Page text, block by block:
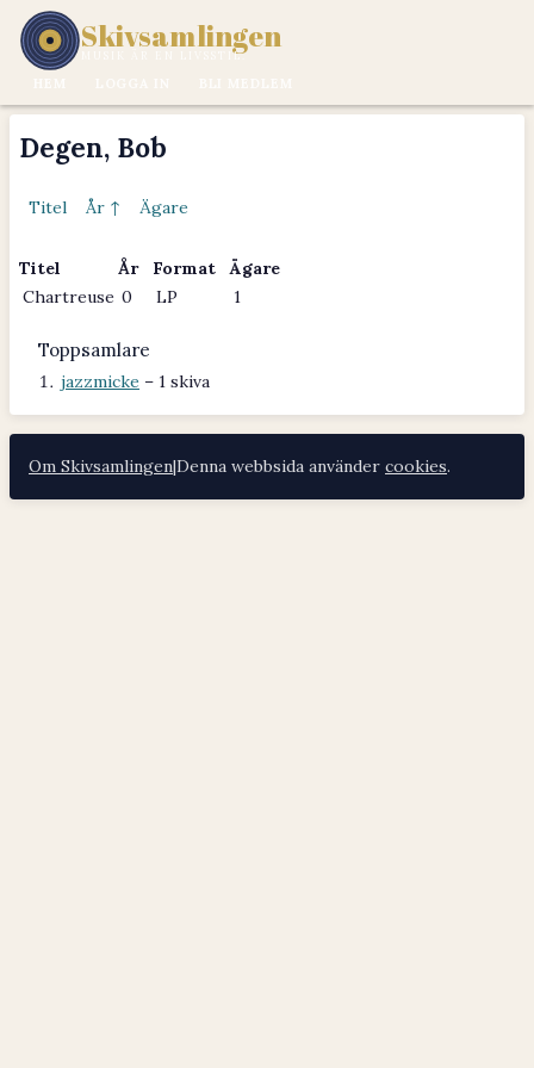
Skivsamlingen
MUSIK ÄR EN LIVSSTIL.
Degen, Bob
Titel År ↑ Ägare
Titel År Format
Ägare
Chartreuse 0 LP 1
Toppsamlare
jazzmicke – 1 skiva
Om Skivsamlingen|Denna webbsida använder cookies.